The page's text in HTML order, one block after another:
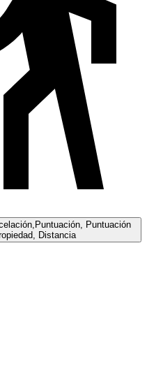
Puntuación
Distancia